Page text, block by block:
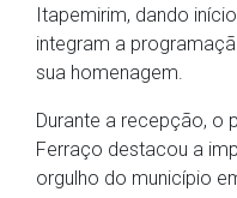
Itapemirim, dando
integram a
sua homenagem.
Durante a recepção, o
Ferraço destacou a
orgulho do município